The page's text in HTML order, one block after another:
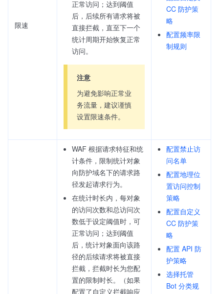
限速
正常访问；达到阈值
后，后续所有请求将被
直接拦截，直至下一个
统计周期开始恢复正常
访问。
注意
为避免影响正常业
务流量，建议谨慎
设置限速条件。
CC 防护策
略
配置频率限
制规则
WAF 根据请求特征和统
计条件，限制统计对象
向防护域名下的请求路
径发起请求行为。
在统计时长内，每对象
的访问次数和总访问次
数低于设定阈值时，可
正常访问；达到阈值
后，统计对象面向该路
径的后续请求将被直接
拦截，拦截时长为您配
置的限制时长。（如果
配置了自定义拦截响应
配置禁止访
问名单
配置地理位
置访问控制
策略
配置自定义
CC 防护策
略
配置 API 防
护策略
选择托管
Bot 分类规